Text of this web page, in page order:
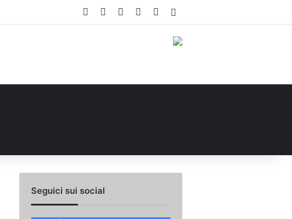
Facebook You TubeInstagramWhatsApp
Seguici sui social